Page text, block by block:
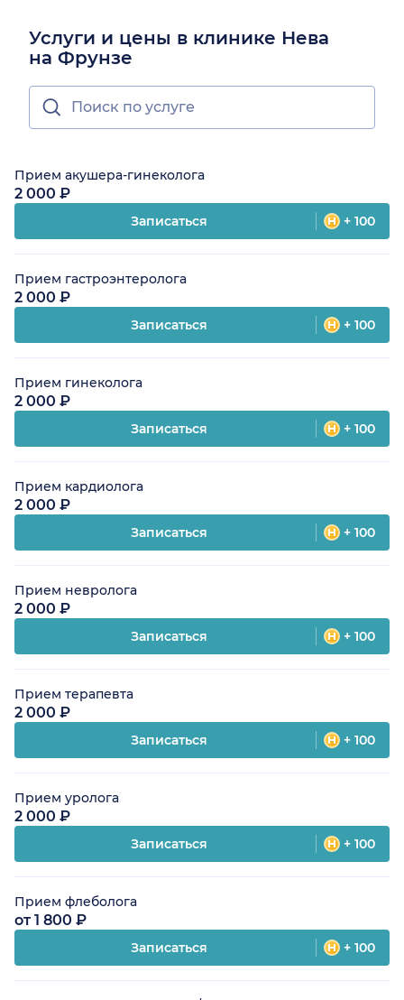
Услуги и цены в клинике Нева
на Фрунзе
Прием акушера-гинеколога
2 000 ₽
Записаться + 100
Прием гастроэнтеролога
2 000 ₽
Записаться + 100
Прием гинеколога
2 000 ₽
Записаться + 100
Прием кардиолога
2 000 ₽
Записаться + 100
Прием невролога
2 000 ₽
Записаться + 100
Прием терапевта
2 000 ₽
Записаться + 100
Прием уролога
2 000 ₽
Записаться + 100
Прием флеболога
от 1 800 ₽
Записаться + 100